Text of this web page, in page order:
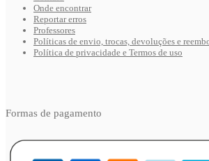
Onde encontrar
Reportar erros
Professores
Políticas de envio, trocas, devoluções e
Política de privacidade e Termos de uso
Formas de pagamento